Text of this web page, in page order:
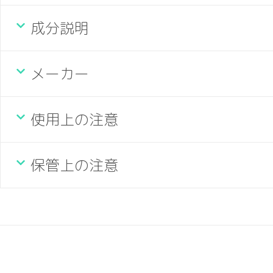
成分説明
メーカー
使用上の注意
保管上の注意